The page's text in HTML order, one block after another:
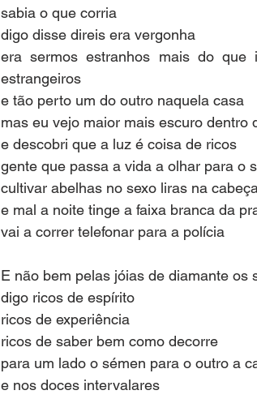
sabia o que corria
digo disse direis era vergonha
era sermos estranhos mais do que
estrangeiros
e tão perto um do outro naquela casa
mas eu vejo maior mais escuro dentro
e descobri que a luz é coisa de ricos
gente que passa a vida a olhar para o
cultivar abelhas no sexo liras na
e mal a noite tinge a faixa branca da
vai a correr telefonar para a polícia
E não bem pelas jóias de diamante os
digo ricos de espírito
ricos de experiência
ricos de saber bem como decorre
para um lado o sémen para o outro a
e nos doces intervalares